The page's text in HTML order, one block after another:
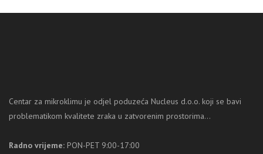
Centar za mikroklimu je odjel poduzeća Nucleus d.o.o. koji se bavi
problematikom kvalitete zraka u zatvorenim prostorima...
Radno vrijeme: PON-PET 9:00-17:00